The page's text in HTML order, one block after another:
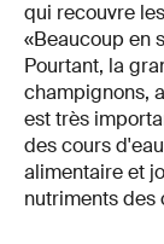
qui recouvre
«Beaucoup en
Pourtant, la
champignons,
est très
des cours
alimentaire et
nutriments des